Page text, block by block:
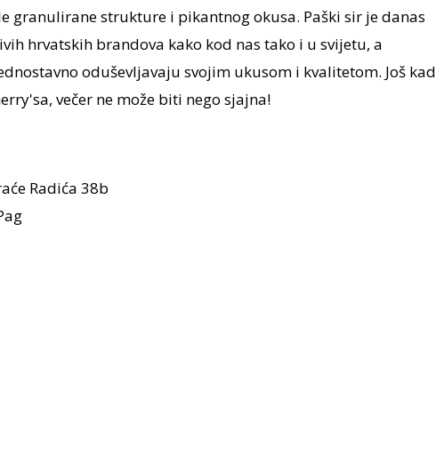
granulirane strukture i pikantnog okusa. Paški sir je danas
hrvatskih brandova kako kod nas tako i u svijetu, a
oduševljavaju svojim ukusom i kvalitetom. Još kad
večer ne može biti nego sjajna!
Radića 38b